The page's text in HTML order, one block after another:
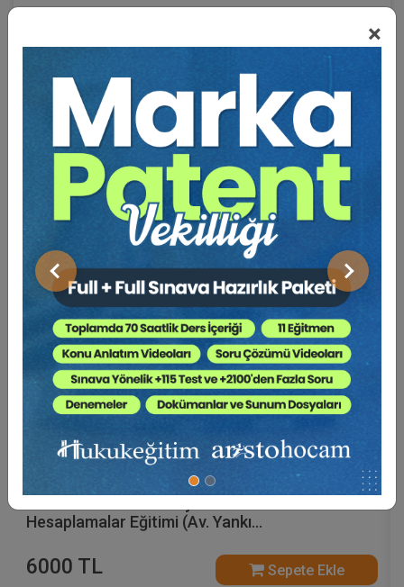
×
Önceki Sonraki
BENZER VIDEO EĞITIMLER
Video Eğitim Abonesi Ol: Sadece 5490 TL / Yıllık
Av. Yankı BÜYÜKSEZER
Hesaplamalar Eğitimi (Av. Yankı
6000 TL Sepete Ekle